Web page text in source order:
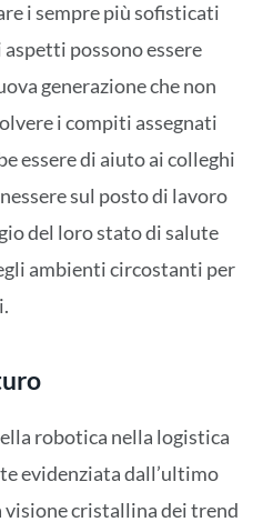
i sempre più sofisticati
possono essere
generazione che non
i compiti assegnati
essere di aiuto ai colleghi
sul posto di lavoro
del loro stato di salute
ambienti circostanti per
robotica nella logistica
evidenziata dall’ultimo
visione cristallina dei trend